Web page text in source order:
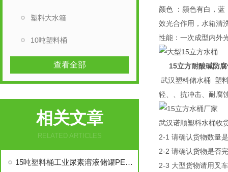
塑料大水箱
10吨塑料桶
查看全部
相关文章
RELATED ARTICLES
15吨塑料桶工业尿素溶液储罐PE材质
颜色 ：颜色有白，
效光合作用，水箱清
性能：一次成型内外
15立方耐酸碱防腐
武汉塑料储水桶 塑
轻、、抗冲击、耐腐
武汉诺顺塑料水桶收
2-1 请确认货物数量
2-2 请确认货物是否
2-3 大型货物请用叉